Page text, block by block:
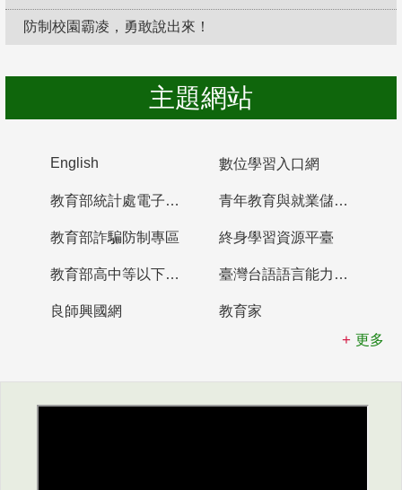
防制校園霸凌，勇敢說出來！
主題網站
English 數位學習入口網
教育部統計處電子書櫃 青年教育與就業儲蓄帳戶
教育部詐騙防制專區 終身學習資源平臺
教育部高中等以下學校及幼兒園教師資格檢定考試 臺灣台語語言能力認證網站
良師興國網
教育家
更多